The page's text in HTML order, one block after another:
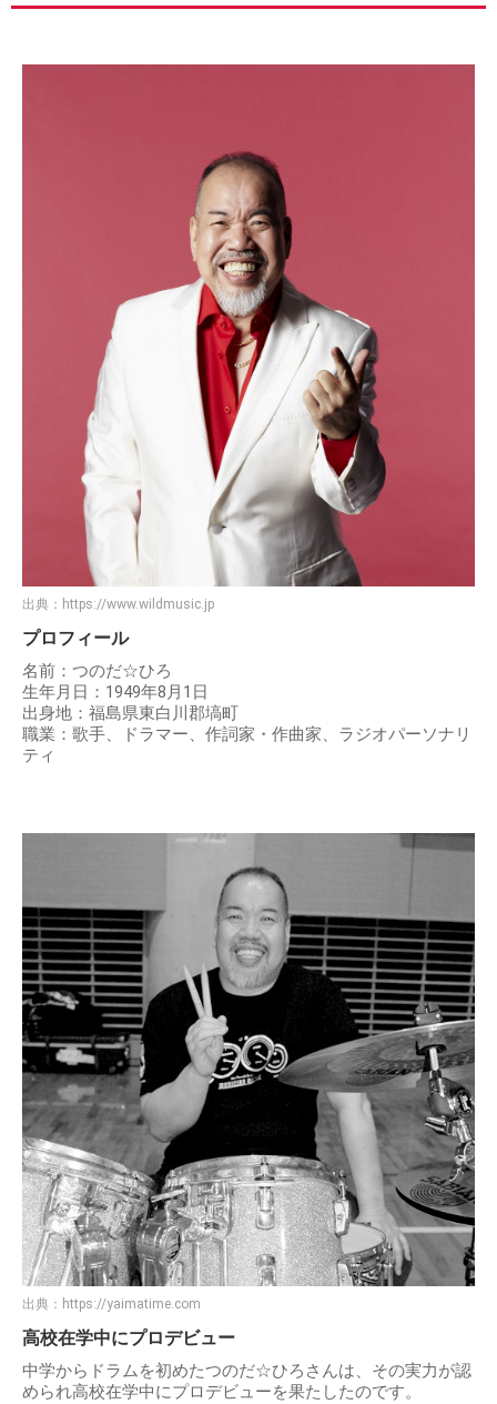
出典： https://www.wildmusic.jp
プロフィール
名前：つのだ☆ひろ
生年月日：1949年8月1日
出身地：福島県東白川郡塙町
職業：歌手、ドラマー、作詞家・作曲家、ラジオパーソナリ
ティ
出典： https://yaimatime.com
高校在学中にプロデビュー
中学からドラムを初めたつのだ☆ひろさんは、その実力が認
められ高校在学中にプロデビューを果たしたのです。